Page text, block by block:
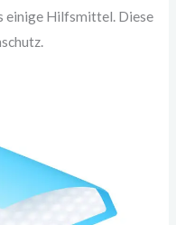
einige Hilfsmittel. Diese